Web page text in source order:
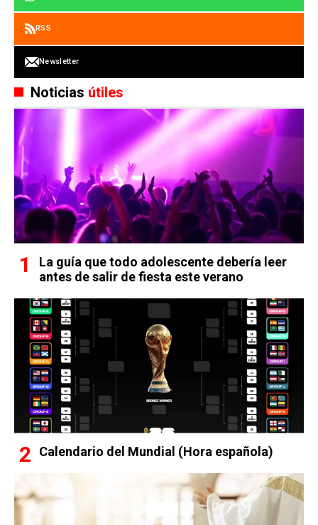
RSS
Newsletter
Noticias útiles
La guía que todo adolescente debería leer
antes de salir de fiesta este verano
Calendario del Mundial (Hora española)